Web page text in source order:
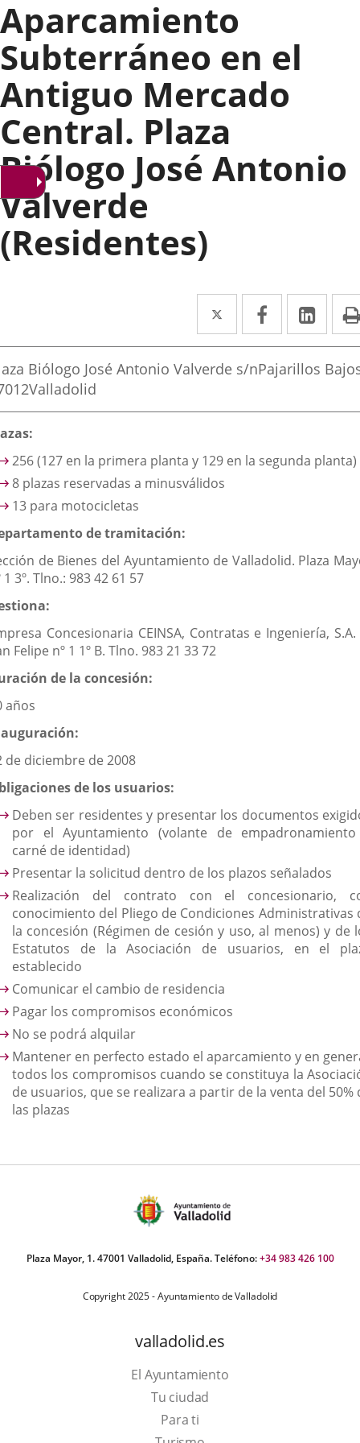
Aparcamiento
Subterráneo en el
Antiguo Mercado
Central. Plaza
Biólogo José Antonio
Valverde
(Residentes)
Twitter
Enlace
a
una
externa.
Facebook
Enlace
a
una
externa.
a
una
Biólogo José Antonio Valverde s/nPajarillos
Valladolid
256 (127 en la primera planta y 129 en la segunda planta)
8 plazas reservadas a minusválidos
13 para motocicletas
de tramitación:
de Bienes del Ayuntamiento de Valladolid. Plaza
1 3º. Tlno.: 983 42 61 57
Concesionaria CEINSA, Contratas e Ingeniería,
Felipe nº 1 1º B. Tlno. 983 21 33 72
de la concesión:
años
de diciembre de 2008
de los usuarios:
Deben ser residentes y presentar los documentos
por el Ayuntamiento (volante de
carné de identidad)
Presentar la solicitud dentro de los plazos señalados
Realización del contrato con el concesionario,
conocimiento del Pliego de Condiciones Administrativas
la concesión (Régimen de cesión y uso, al menos) y de
Estatutos de la Asociación de usuarios, en el
establecido
Comunicar el cambio de residencia
Pagar los compromisos económicos
No se podrá alquilar
Mantener en perfecto estado el aparcamiento y en
todos los compromisos cuando se constituya la
de usuarios, que se realizara a partir de la venta del 50%
las plazas
Plaza Mayor, 1. 47001 Valladolid, España. Teléfono:+34 983 426 100
Copyright 2025 - Ayuntamiento de Valladolid
valladolid.es
El Ayuntamiento
Tu ciudad
Para ti